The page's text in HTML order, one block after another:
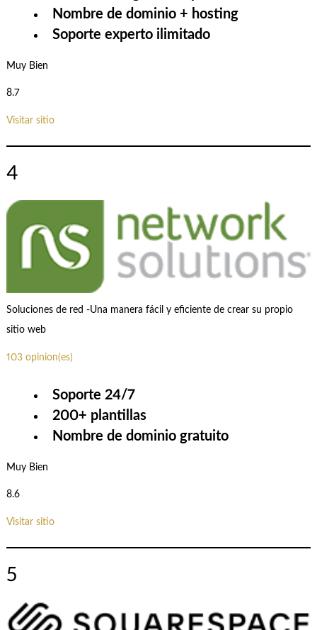
Nombre de dominio + hosting
Soporte experto ilimitado
Muy Bien
8.7
Visitar sitio
4
Soluciones de red -Una manera fácil y eficiente de crear su propio
sitio web
103 opinion(es)
Soporte 24/7
200+ plantillas
Nombre de dominio gratuito
Muy Bien
8.6
Visitar sitio
5